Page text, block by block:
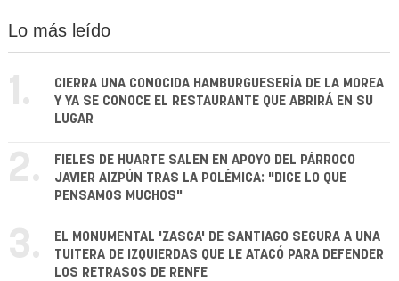
Lo más leído
1.
CIERRA UNA CONOCIDA HAMBURGUESERÍA DE LA MOREA
Y YA SE CONOCE EL RESTAURANTE QUE ABRIRÁ EN SU
LUGAR
2.
FIELES DE HUARTE SALEN EN APOYO DEL PÁRROCO
JAVIER AIZPÚN TRAS LA POLÉMICA: "DICE LO QUE
PENSAMOS MUCHOS"
3.
EL MONUMENTAL 'ZASCA' DE SANTIAGO SEGURA A UNA
TUITERA DE IZQUIERDAS QUE LE ATACÓ PARA DEFENDER
LOS RETRASOS DE RENFE